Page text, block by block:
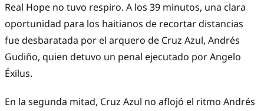
Real Hope no tuvo respiro. A los 39 minutos, una clara
oportunidad para los haitianos de recortar distancias
fue desbaratada por el arquero de Cruz Azul, Andrés
Gudiño, quien detuvo un penal ejecutado por Angelo
Éxilus.
En la segunda mitad, Cruz Azul no aflojó el ritmo Andrés